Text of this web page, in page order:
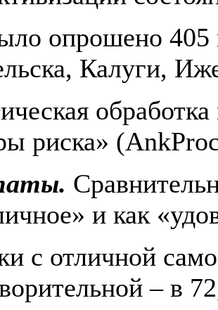
опрошено 405
Калуги,
риска»
и как
с отличной
– в